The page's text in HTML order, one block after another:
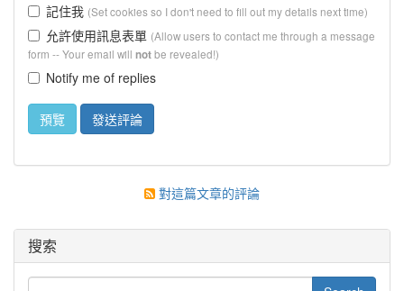
記住我 (Set cookies so I don't need to fill out my details next time)
允許使用訊息表單 (Allow users to contact me through a message
form -- Your email will notbe revealed!)
Notify me of replies
對這篇文章的評論
搜索